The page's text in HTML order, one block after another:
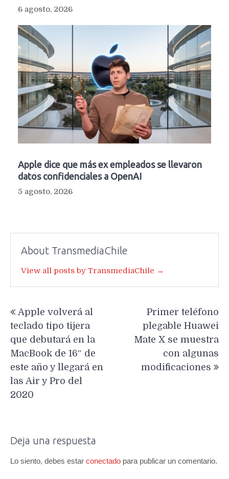
6 agosto, 2026
Apple dice que más ex empleados se llevaron
datos confidenciales a OpenAI
5 agosto, 2026
About TransmediaChile
View all posts by TransmediaChile →
de
entradas
Apple volverá al
teclado tipo tijera
que debutará en la
MacBook de 16″ de
este año y llegará en
las Air y Pro del
2020
Primer teléfono
plegable Huawei
Mate X se muestra
con algunas
modificaciones
Deja una respuesta
Lo siento, debes estar conectado para publicar un comentario.